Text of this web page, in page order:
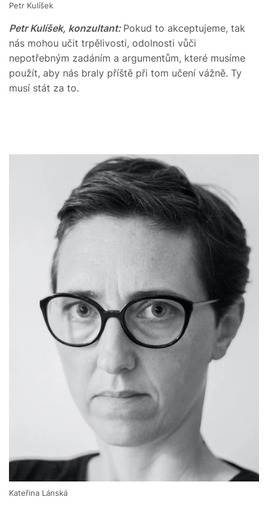
Petr Kulíšek
Petr Kulíšek, konzultant: Pokud to akceptujeme, tak
nás mohou učit trpělivosti, odolnosti vůči
nepotřebným zadáním a argumentům, které musíme
použít, aby nás braly příště při tom učení vážně. Ty
musí stát za to.
Kateřina Lánská